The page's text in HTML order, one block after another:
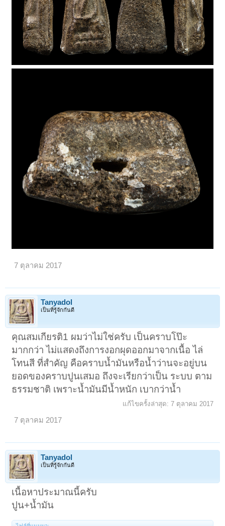
7 ตุลาคม 2017
Tanyadol
เป็นที่รู้จักกันดี
คุณสมเกียรติ1 ผมว่าไม่ใช่ครับ เป็นคราบโป๊ะ
มากกว่า ไม่แสดงถึงการงอกผุดออกมาจากเนื้อ ไล่
โทนสี ที่สำคัญ คือคราบน้ำมันหรือน้ำว่านจะอยู่บน
ยอดของคราบปูนเสมอ ถึงจะเรียกว่าเป็น ระบบ ตาม
ธรรมชาติ เพราะน้ำมันมีน้ำหนัก เบากว่าน้ำ
แก้ไขครั้งล่าสุด: 7 ตุลาคม 2017
7 ตุลาคม 2017
Tanyadol
เป็นที่รู้จักกันดี
เนื้อหาประมาณนี้ครับ
ปูน+น้ำมัน